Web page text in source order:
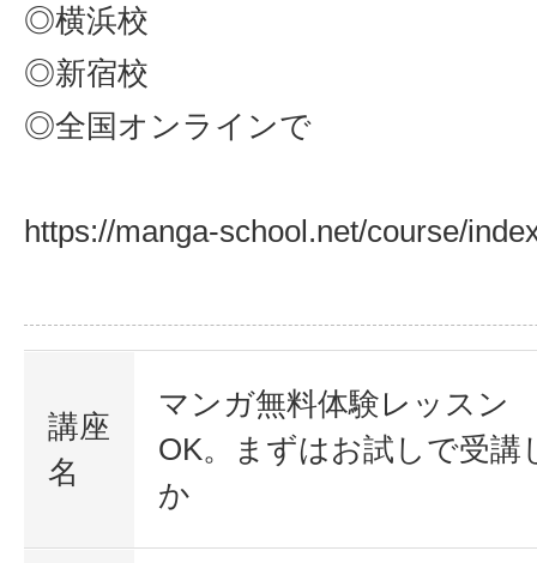
◎横浜校
◎新宿校
◎全国オンラインで
https://manga-school.net/course/
講座
名
マンガ無料体験レッス
OK。まずはお試しで受講
か